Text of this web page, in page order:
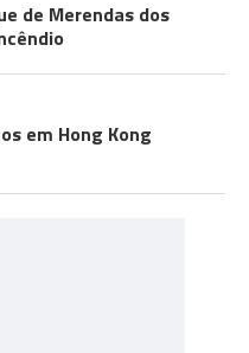
de Merendas dos
em Hong Kong